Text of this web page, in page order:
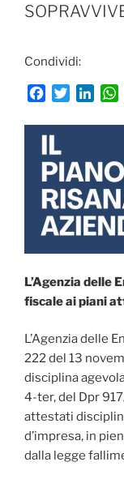
Condividi:
c
b
o
o
k
i
t
e
r
n
e
d
I
n
s
A
L’Agenzia delle
fiscale ai piani
L’Agenzia delle
222 del 13
disciplina
4-ter, del Dpr
attestati
d’impresa, in
dalla legge